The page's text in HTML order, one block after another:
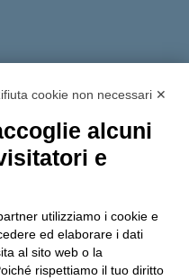
Privacy Policy
di accessibilità
cookie non necessari ✕
alcuni
e
utilizziamo i cookie e
ed elaborare i dati
al sito web o la
rispettiamo il tuo diritto